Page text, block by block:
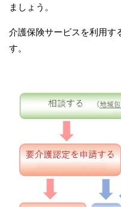
ましょう。
介護保険サービスを利用す
す。